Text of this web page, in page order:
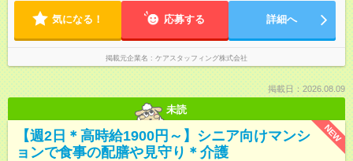
気になる！ 応募する 詳細へ
掲載元企業名 ケアスタッフィング株式会社
掲載日：2026.08.09
未読
NEW
【週2日＊高時給1900円～】シニア向けマンシ
ョンで食事の配膳や見守り＊介護